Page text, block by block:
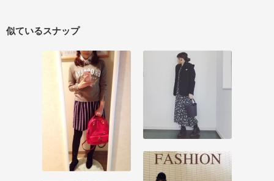
似ているスナップ